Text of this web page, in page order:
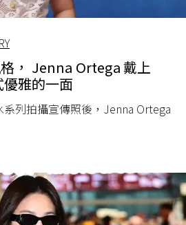
， Jenna Ortega 戴上
雅的一面
列拍攝宣傳照後，Jenna Ortega